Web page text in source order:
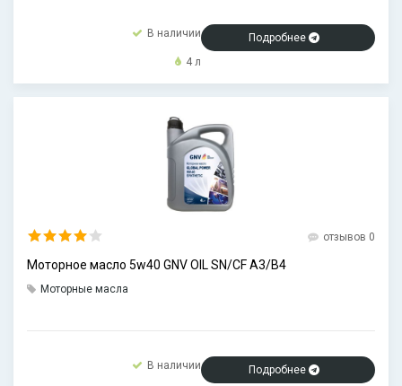
В наличии
Подробнее
4 л
отзывов 0
Моторное масло 5w40 GNV OIL SN/CF А3/В4
Моторные масла
В наличии
Подробнее